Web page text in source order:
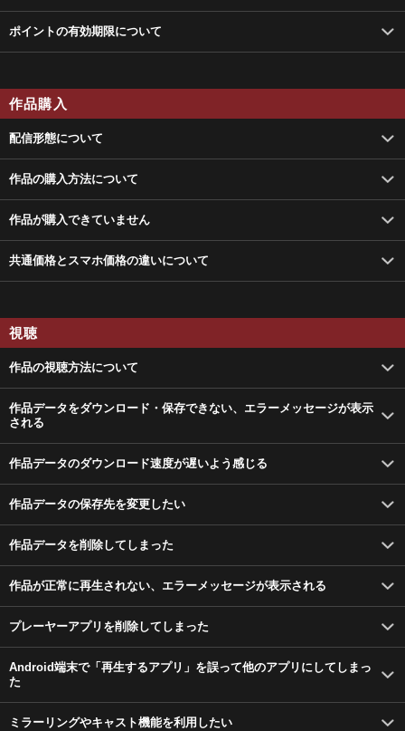
ポイントの有効期限について
作品購入
配信形態について
作品の購入方法について
作品が購入できていません
共通価格とスマホ価格の違いについて
視聴
作品の視聴方法について
作品データをダウンロード・保存できない、エラーメッセージが表示
される
作品データのダウンロード速度が遅いよう感じる
作品データの保存先を変更したい
作品データを削除してしまった
作品が正常に再生されない、エラーメッセージが表示される
プレーヤーアプリを削除してしまった
Android端末で「再生するアプリ」を誤って他のアプリにしてしまっ
た
ミラーリングやキャスト機能を利用したい